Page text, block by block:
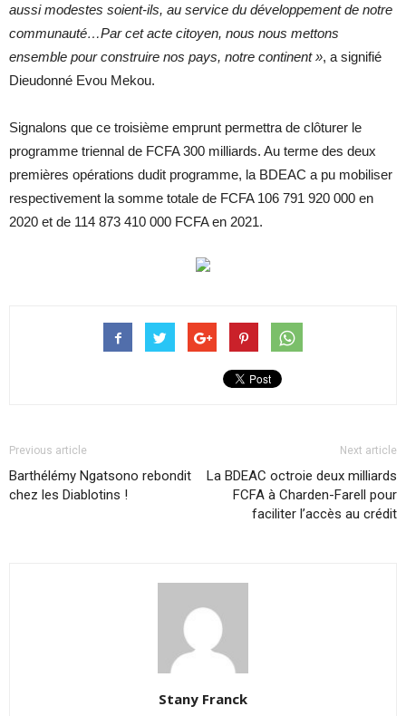
aussi modestes soient-ils, au service du développement de notre
communauté…Par cet acte citoyen, nous nous mettons
ensemble pour construire nos pays, notre continent », a signifié
Dieudonné Evou Mekou.
Signalons que ce troisième emprunt permettra de clôturer le
programme triennal de FCFA 300 milliards. Au terme des deux
premières opérations dudit programme, la BDEAC a pu mobiliser
respectivement la somme totale de FCFA 106 791 920 000 en
2020 et de 114 873 410 000 FCFA en 2021.
Previous article
Barthélémy Ngatsono rebondit
chez les Diablotins !
Next article
La BDEAC octroie deux milliards
FCFA à Charden-Farell pour
faciliter l’accès au crédit
Stany Franck